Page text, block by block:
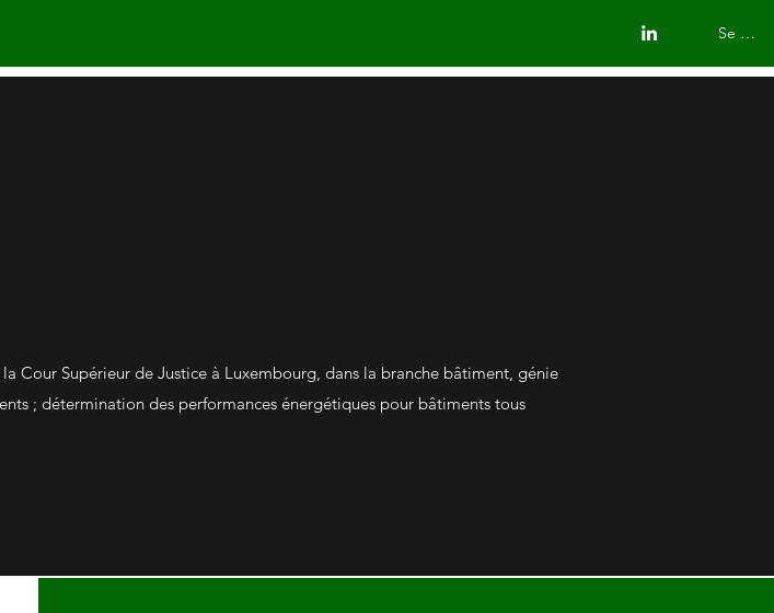
Se
Cour Supérieur de Justice à Luxembourg, dans la branche bâtiment, génie
; détermination des performances énergétiques pour bâtiments tous